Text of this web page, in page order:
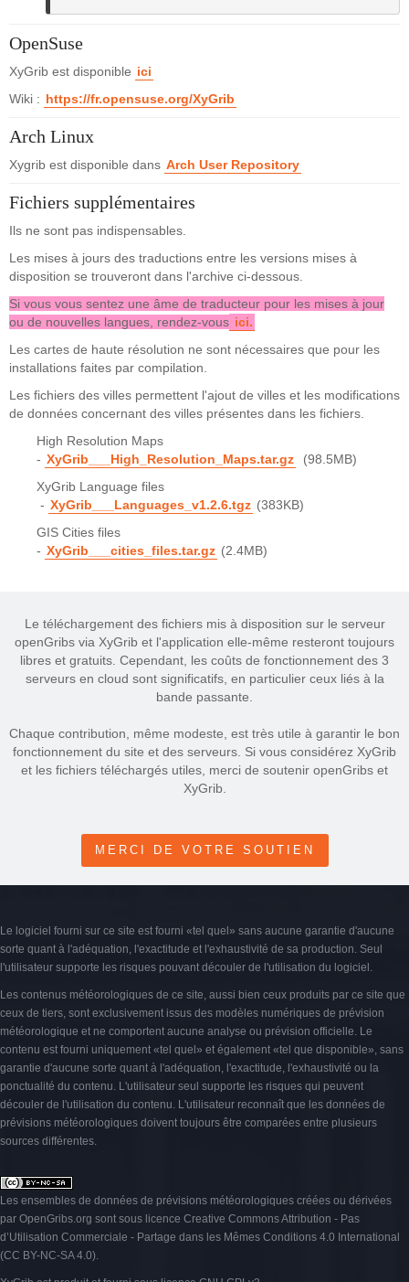
OpenSuse
XyGrib est disponible ici
Wiki : https://fr.opensuse.org/XyGrib
Arch Linux
Xygrib est disponible dans Arch User Repository
Fichiers supplémentaires
Ils ne sont pas indispensables.
Les mises à jours des traductions entre les versions mises à
disposition se trouveront dans l'archive ci-dessous.
Si vous vous sentez une âme de traducteur pour les mises à jour
ou de nouvelles langues, rendez-vous ici.
Les cartes de haute résolution ne sont nécessaires que pour les
installations faites par compilation.
Les fichiers des villes permettent l'ajout de villes et les modifications
de données concernant des villes présentes dans les fichiers.
High Resolution Maps
- XyGrib___High_Resolution_Maps.tar.gz
(98.5MB)
XyGrib Language files
- XyGrib___Languages_v1.2.6.tgz (383KB)
GIS Cities files
- XyGrib___cities_files.tar.gz (2.4MB)
Le téléchargement des fichiers mis à disposition sur le serveur
openGribs via XyGrib et l'application elle-même resteront toujours
libres et gratuits. Cependant, les coûts de fonctionnement des 3
serveurs en cloud sont significatifs, en particulier ceux liés à la
bande passante.
Chaque contribution, même modeste, est très utile à garantir le bon
fonctionnement du site et des serveurs. Si vous considérez XyGrib
et les fichiers téléchargés utiles, merci de soutenir openGribs et
XyGrib.
MERCI DE VOTRE SOUTIEN
Le logiciel fourni sur ce site est fourni «tel quel» sans aucune garantie d'aucune
sorte quant à l'adéquation, l'exactitude et l'exhaustivité de sa production. Seul
l'utilisateur supporte les risques pouvant découler de l'utilisation du logiciel.
Les contenus météorologiques de ce site, aussi bien ceux produits par ce site que
ceux de tiers, sont exclusivement issus des modèles numériques de prévision
météorologique et ne comportent aucune analyse ou prévision officielle. Le
contenu est fourni uniquement «tel quel» et également «tel que disponible», sans
garantie d'aucune sorte quant à l'adéquation, l'exactitude, l'exhaustivité ou la
ponctualité du contenu. L'utilisateur seul supporte les risques qui peuvent
découler de l'utilisation du contenu. L'utilisateur reconnaît que les données de
prévisions météorologiques doivent toujours être comparées entre plusieurs
sources différentes.
Les ensembles de données de prévisions météorologiques créées ou dérivées
par OpenGribs.org sont sous licence Creative Commons Attribution - Pas
d’Utilisation Commerciale - Partage dans les Mêmes Conditions 4.0 International
(CC BY-NC-SA 4.0).